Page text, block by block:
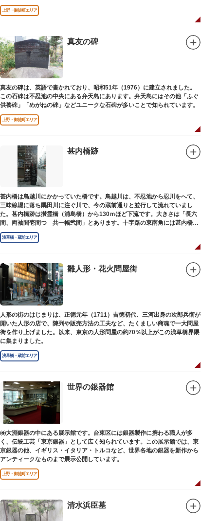
文学碑も建っています。
上野・御徒町エリア
真友の碑
真友の碑は、英語で書かれており、昭和51年（1976）に建立されました。
この石碑は不忍池の中央にある弁天島にあります。弁天島にはその他「ふぐ
供養碑」「めがねの碑」などユニークな石碑が多いことで知られています。
上野・御徒町エリア
甚内橋跡
甚内橋は鳥越川にかかっていた橋です。鳥越川は、不忍池から忍川をへて、
三味線堀に落ち隅田川に注ぐ川で、今の蔵前通りと並行して流れていまし
た。甚内橋跡は攅霊橋（浦島橋）から130ｍほど下流です。大きさは「長六
間、両袖間壱間つゞ共一幅弐間」とあります。十字路の東南角には甚内橋跡
の石碑があります。
浅草橋・蔵前エリア
雛人形・花火問屋街
人形の街のはじまりは、正徳元年（1711）吉徳初代、三河出身の次郎兵衛が
開いた人形の店で、陳列や販売方法の工夫など、たくましい商魂で一大問屋
街を作り上げました。以来、東京の人形問屋の約70％以上がこの浅草橋界隈
に集まりました。
浅草橋・蔵前エリア
世界の銀器館
㈱大淵銀器の中にある展示館です。台東区には銀器製作に携わる職人が多
く、伝統工芸「東京銀器」として広く知られています。この展示館では、東
京銀器の他、イギリス・イタリア・トルコなど、世界各地の銀器を新作から
アンティークなものまで展示公開しています。
上野・御徒町エリア
清水浜臣墓